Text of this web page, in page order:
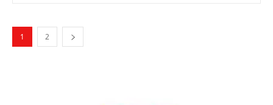
1 2